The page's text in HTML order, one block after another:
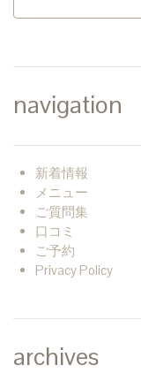
navigation
新着情報
メニュー
ご質問集
口コミ
ご予約
Privacy Policy
archives